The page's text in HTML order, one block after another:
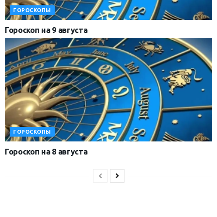
ГОРОСКОПЫ
Гороскоп на 9 августа
ГОРОСКОПЫ
Гороскоп на 8 августа